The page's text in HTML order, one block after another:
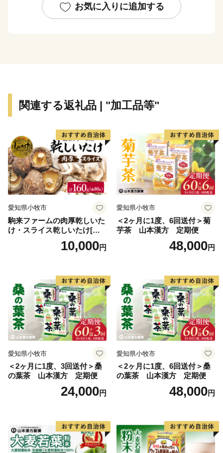
一定の到達点に達し、成熟した都市としての機能を備え
るに至っています。
お気に入りに追加する
関連する返礼品 | "加工品等"
愛知県小牧市
駒来ファームの肉厚乾しいた
け・スライス乾しいたけ[極
上 肉厚 乾しいたけ 乾シイタ
ケ 乾椎茸 干ししいたけ 干し
10,000円
愛知県小牧市
＜2ヶ月に1度、6回送付＞菊
芋茶 山本漢方 定期便
48,000円
愛知県小牧市
＜2ヶ月に1度、3回送付＞桑
の葉茶 山本漢方 定期便
24,000円
愛知県小牧市
＜2ヶ月に1度、6回送付＞桑
の葉茶 山本漢方 定期便
48,000円